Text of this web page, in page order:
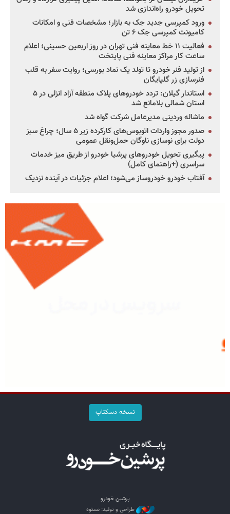
تحویل خودرو راه‌اندازی شد
ورود کمپرسی جدید جک به بازار؛ مشخصات فنی و امکانات
کامیونت کمپرسی جک ۶ تن
فعالیت ۱۱ خط معاینه فنی تهران در روز اربعین حسینی؛ اعلام
ساعت کار مراکز معاینه فنی پایتخت
از تولید فنر خودرو تا تولد یک نماد بورسی؛ روایت سفر به قلب
فنرسازی زر گلپایگان
استاندار گیلان: تردد خودروهای پلاک منطقه آزاد انزلی در ۵
استان شمالی بلامانع شد
ماشاله وردینی مدیرعامل شرکت گواه شد
صدور مجوز واردات اتوبوس‌های کارکرده زیر ۵ سال؛ چراغ سبز
دولت برای نوسازی ناوگان حمل‌ونقل عمومی
پیگیری تحویل خودروهای پرشیا خودرو از طریق میز خدمات
سراسری (+راهنمای کامل)
آفتاب خودرو خودروساز می‌شود؛ اعلام جزئیات در آینده نزدیک
نسخه دسکتاپ
پرشین خودرو
طراحی و تولید: نستوه